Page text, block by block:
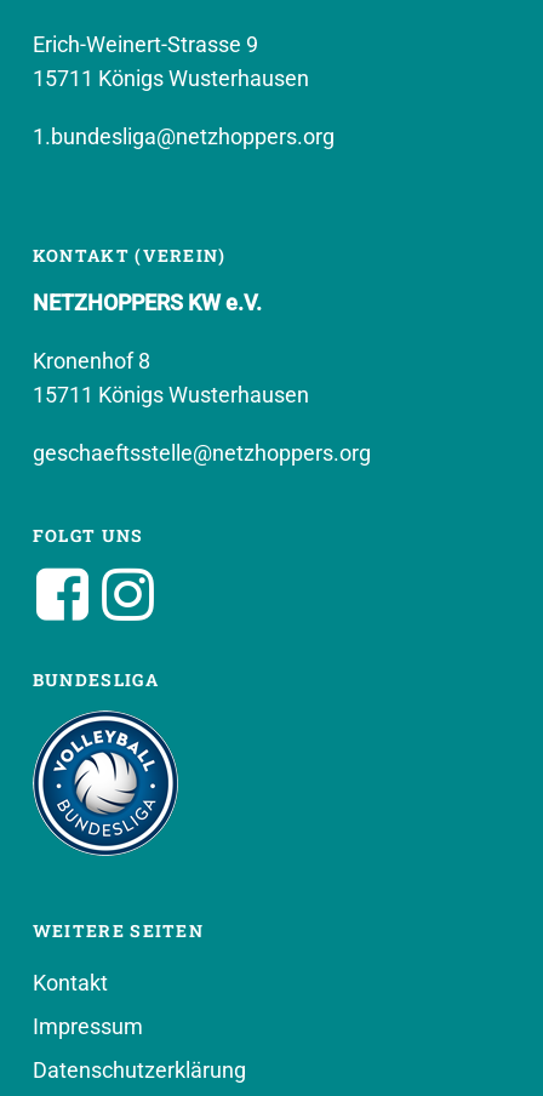
Erich-Weinert-Strasse 9
15711 Königs Wusterhausen
1.bundesliga@netzhoppers.org
KONTAKT (VEREIN)
NETZHOPPERS KW e.V.
Kronenhof 8
15711 Königs Wusterhausen
geschaeftsstelle@netzhoppers.org
FOLGT UNS
BUNDESLIGA
WEITERE SEITEN
Kontakt
Impressum
Datenschutzerklärung